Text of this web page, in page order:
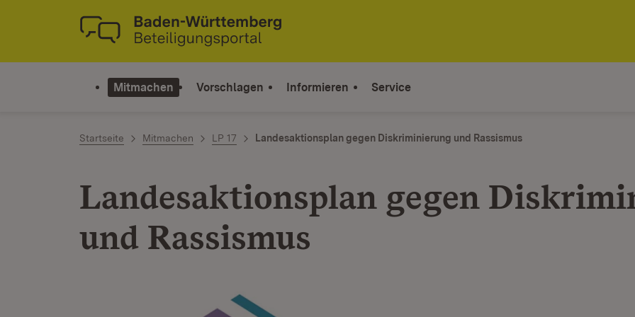
Zum Inhalt springen
Link zur Startseite
Mitmachen Vorschlagen Informieren Service
Startseite Mitmachen LP 17 Landesaktionsplan gegen Diskriminierung und Rassismus
Landesaktionsplan gegen
und Rassismus